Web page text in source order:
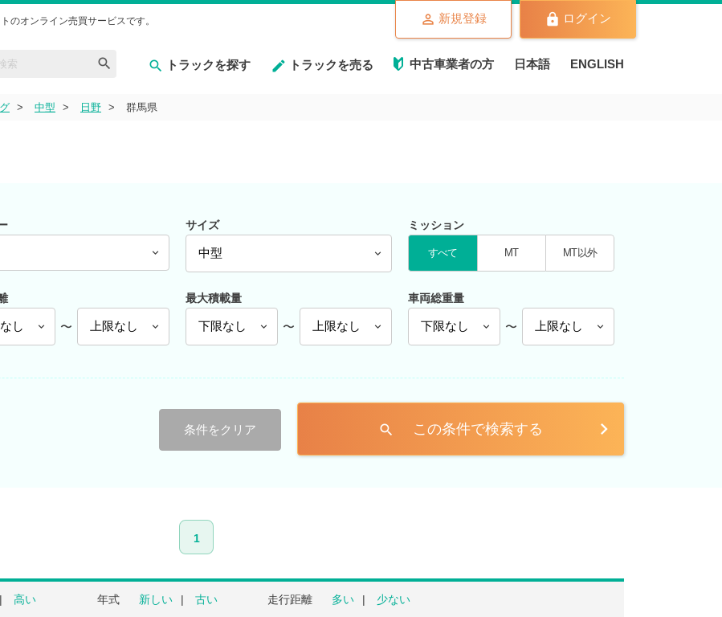
のオンライン売買サービスです。
トラックを探す トラックを売る 中古車業者の方 日本語 ENGLISH
新規登録 ログイン
中型 日野 群馬県
サイズ ミッション
すべて MT MT以外
〜
最大積載量
〜
車両総重量
〜
条件をクリア search この条件で検索する
1
高い 年式 新しい 古い 走行距離 多い 少ない